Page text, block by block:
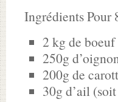
Ingrédients Pour
2 kg de
250g
200g de
30g d’ail